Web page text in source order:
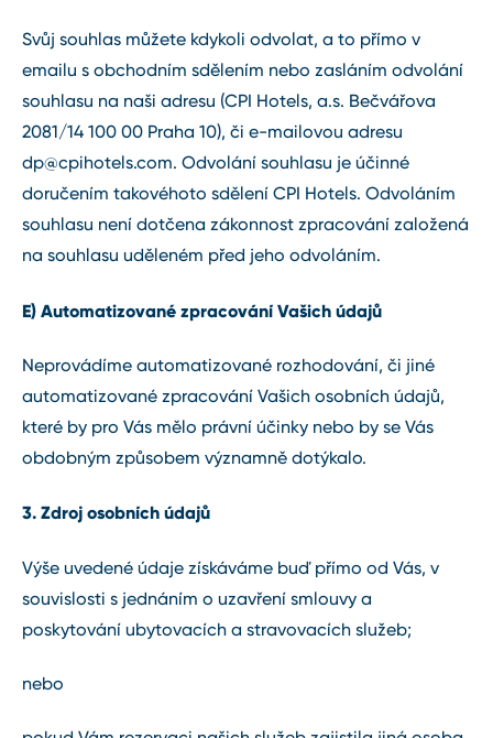
Svůj souhlas můžete kdykoli odvolat, a to přímo v
emailu s obchodním sdělením nebo zasláním odvolání
souhlasu na naši adresu (CPI Hotels, a.s. Bečvářova
2081/14 100 00 Praha 10), či e-mailovou adresu
dp@cpihotels.com. Odvolání souhlasu je účinné
doručením takovéhoto sdělení CPI Hotels. Odvoláním
souhlasu není dotčena zákonnost zpracování založená
na souhlasu uděleném před jeho odvoláním.
E) Automatizované zpracování Vašich údajů
Neprovádíme automatizované rozhodování, či jiné
automatizované zpracování Vašich osobních údajů,
které by pro Vás mělo právní účinky nebo by se Vás
obdobným způsobem významně dotýkalo.
3. Zdroj osobních údajů
Výše uvedené údaje získáváme buď přímo od Vás, v
souvislosti s jednáním o uzavření smlouvy a
poskytování ubytovacích a stravovacích služeb;
nebo